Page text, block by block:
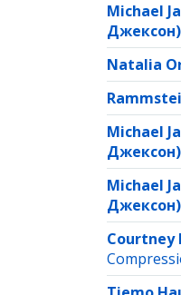
Michael
Джексон)
Natalia
Michael
Джексон)
Michael
Джексон)
Courtney